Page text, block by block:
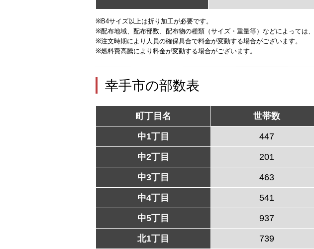
※B4サイズ以上は折り加工が必要です。
※配布地域、配布部数、配布物の種類（サイズ・重量等）などによっては
※注文時期により人員の確保具合で料金が変動する場合がございます。
※燃料費高騰により料金が変動する場合がございます。
幸手市の部数表
町丁目名 世帯数
中1丁目 447
中2丁目 201
中3丁目 463
中4丁目 541
中5丁目 937
北1丁目 739